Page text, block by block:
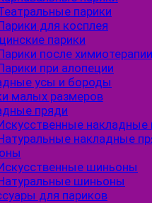
парики
для косплея
парики
после химиотерапии
при алопеции
усы и бороды
малых размеров
пряди
накладные
накладные
шиньоны
шиньоны
для париков